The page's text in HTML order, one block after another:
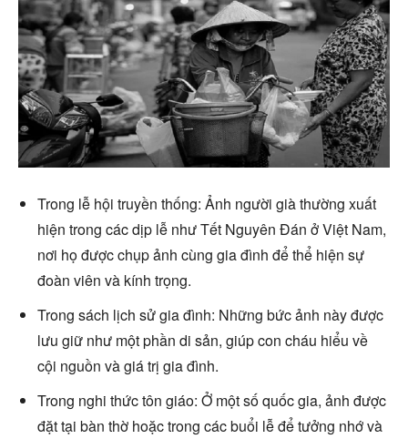
Trong lễ hội truyền thống: Ảnh người già thường xuất
hiện trong các dịp lễ như Tết Nguyên Đán ở Việt Nam,
nơi họ được chụp ảnh cùng gia đình để thể hiện sự
đoàn viên và kính trọng.
Trong sách lịch sử gia đình: Những bức ảnh này được
lưu giữ như một phần di sản, giúp con cháu hiểu về
cội nguồn và giá trị gia đình.
Trong nghi thức tôn giáo: Ở một số quốc gia, ảnh được
đặt tại bàn thờ hoặc trong các buổi lễ để tưởng nhớ và